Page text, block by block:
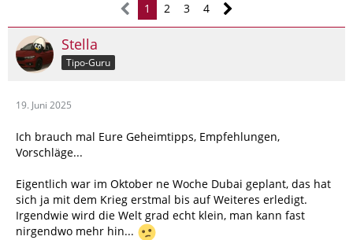
1 2 3 4
Stella
Tipo-Guru
19. Juni 2025
Ich brauch mal Eure Geheimtipps, Empfehlungen,
Vorschläge...
Eigentlich war im Oktober ne Woche Dubai geplant, das hat
sich ja mit dem Krieg erstmal bis auf Weiteres erledigt.
Irgendwie wird die Welt grad echt klein, man kann fast
nirgendwo mehr hin...